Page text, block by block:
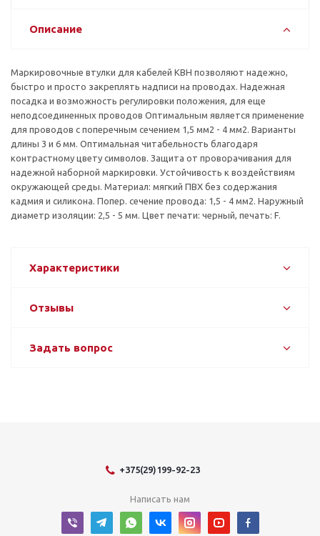
Описание
Маркировочные втулки для кабелей KBH позволяют надежно,
быстро и просто закреплять надписи на проводах. Надежная
посадка и возможность регулировки положения, для еще
неподсоединенных проводов Оптимальным является применение
для проводов с поперечным сечением 1,5 мм2 - 4 мм2. Варианты
длины 3 и 6 мм. Оптимальная читабельность благодаря
контрастному цвету символов. Защита от проворачивания для
надежной наборной маркировки. Устойчивость к воздействиям
окружающей среды. Материал: мягкий ПВХ без содержания
кадмия и силикона. Попер. сечение провода: 1,5 - 4 мм2. Наружный
диаметр изоляции: 2,5 - 5 мм. Цвет печати: черный, печать: F.
Характеристики
Отзывы
Задать вопрос
+375(29)199-92-23
Написать нам